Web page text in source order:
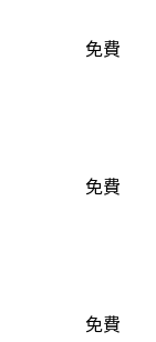
免費
免費
免費